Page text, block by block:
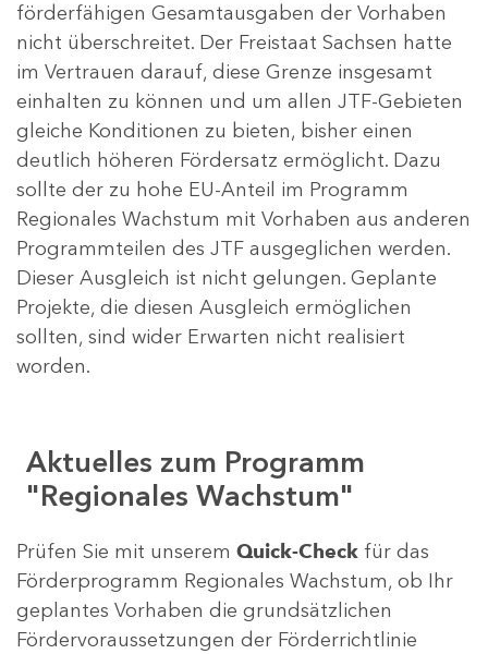
förderfähigen Gesamtausgaben der Vorhaben
nicht überschreitet. Der Freistaat Sachsen hatte
im Vertrauen darauf, diese Grenze insgesamt
einhalten zu können und um allen JTF-Gebieten
gleiche Konditionen zu bieten, bisher einen
deutlich höheren Fördersatz ermöglicht. Dazu
sollte der zu hohe EU-Anteil im Programm
Regionales Wachstum mit Vorhaben aus anderen
Programmteilen des JTF ausgeglichen werden.
Dieser Ausgleich ist nicht gelungen. Geplante
Projekte, die diesen Ausgleich ermöglichen
sollten, sind wider Erwarten nicht realisiert
worden.
Aktuelles zum Programm
"Regionales Wachstum"
Prüfen Sie mit unserem Quick-Check für das
Förderprogramm Regionales Wachstum, ob Ihr
geplantes Vorhaben die grundsätzlichen
Fördervoraussetzungen der Förderrichtlinie